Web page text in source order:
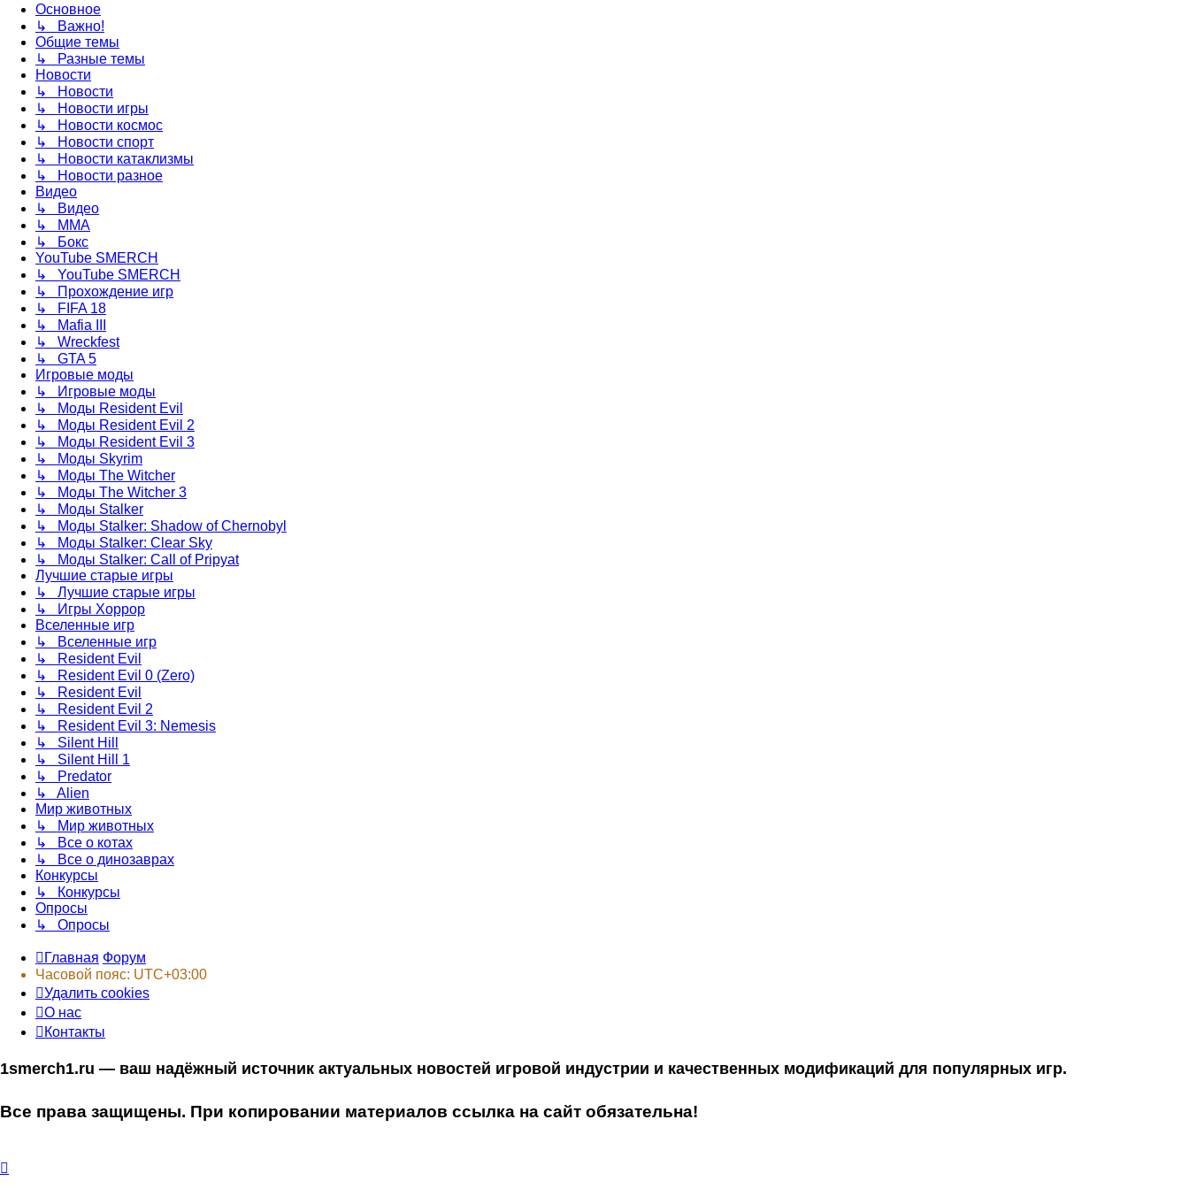
Основное
↳ Важно!
Общие темы
↳ Разные темы
Новости
↳ Новости
↳ Новости игры
↳ Новости космос
↳ Новости спорт
↳ Новости катаклизмы
↳ Новости разное
Видео
↳ Видео
↳ ММА
↳ Бокс
YouTube SMERCH
↳ YouTube SMERCH
↳ Прохождение игр
↳ FIFA 18
↳ Mafia III
↳ Wreckfest
↳ GTA 5
Игровые моды
↳ Игровые моды
↳ Моды Resident Evil
↳ Моды Resident Evil 2
↳ Моды Resident Evil 3
↳ Моды Skyrim
↳ Моды The Witcher
↳ Моды The Witcher 3
↳ Моды Stalker
↳ Моды Stalker: Shadow of Chernobyl
↳ Моды Stalker: Clear Sky
↳ Моды Stalker: Call of Pripyat
Лучшие старые игры
↳ Лучшие старые игры
↳ Игры Хоррор
Вселенные игр
↳ Вселенные игр
↳ Resident Evil
↳ Resident Evil 0 (Zero)
↳ Resident Evil
↳ Resident Evil 2
↳ Resident Evil 3: Nemesis
↳ Silent Hill
↳ Silent Hill 1
↳ Predator
↳ Alien
Мир животных
↳ Мир животных
↳ Все о котах
↳ Все о динозаврах
Конкурсы
↳ Конкурсы
Опросы
↳ Опросы
Главная Форум
Часовой пояс: UTC+03:00
Удалить cookies
О нас
Контакты
1smerch1.ru — ваш надёжный источник актуальных новостей игровой индустрии и качественных модификаций для популярных игр.
Все права защищены. При копировании материалов ссылка на сайт обязательна!